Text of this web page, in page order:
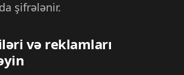
şifrələnir.
və reklamları